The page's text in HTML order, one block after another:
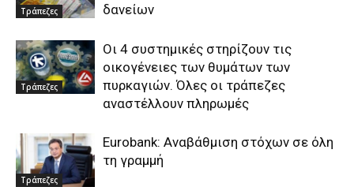
Τράπεζες
δανείων
Τράπεζες
Οι 4 συστημικές στηρίζουν τις
οικογένειες των θυμάτων των
πυρκαγιών. Όλες οι τράπεζες
αναστέλλουν πληρωμές
Τράπεζες
Eurobank: Αναβάθμιση στόχων σε όλη
τη γραμμή